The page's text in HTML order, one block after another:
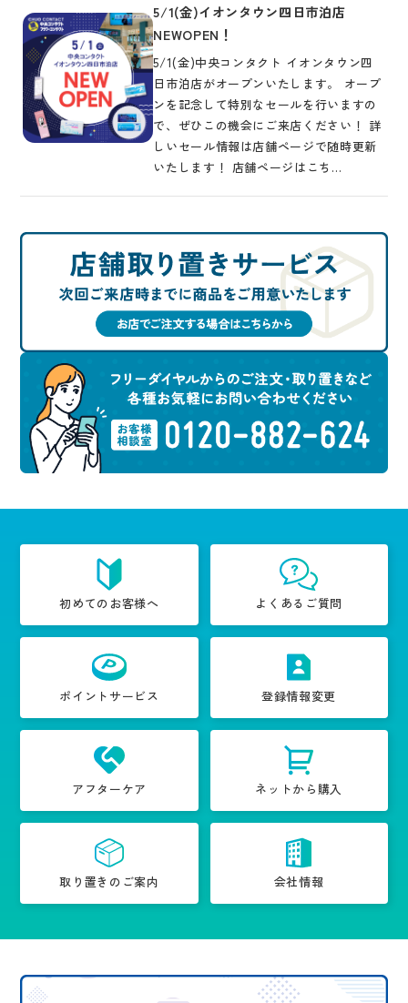
5/1(金)イオンタウン四日市泊店
NEWOPEN！
5/1(金)中央コンタクト イオンタウン四
日市泊店がオープンいたします。 オープ
ンを記念して特別なセールを行いますの
で、ぜひこの機会にご来店ください！ 詳
しいセール情報は店舗ページで随時更新
いたします！ 店舗ページはこち…
初めてのお客様へ よくあるご質問
ポイントサービス 登録情報変更
アフターケア ネットから購入
取り置きのご案内 会社情報